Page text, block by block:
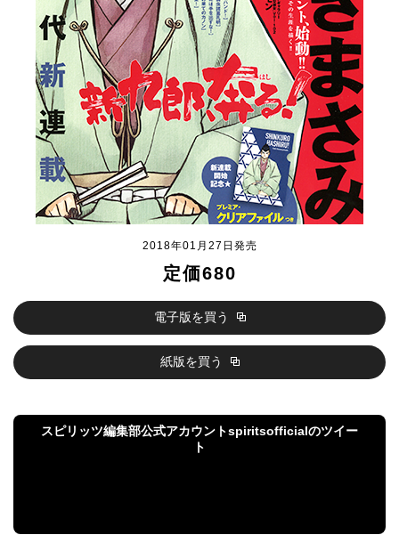
2018年01月27日発売
定価680
電子版を買う
紙版を買う
スピリッツ編集部公式アカウントspiritsofficialのツイー
ト